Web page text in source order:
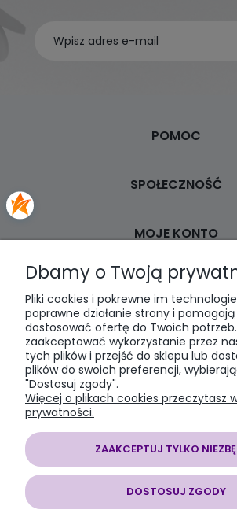
POMOC
SPOŁECZNOŚĆ
MOJE KONTO
PŁATNOŚCI I
INFORMACJE
O NAS
SOMAP sklep modelarski| al. Jana Pawła II
śląskie | E-mail:
6462056771 REGON:
Dbamy o Twoją
Pliki cookies i pokrewne im
poprawne działanie strony i
dostosować ofertę do Twoich potrzeb.
zaakceptować wykorzystanie przez
tych plików i przejść do sklepu lub
plików do swoich preferencji,
"Dostosuj zgody".
Więcej o plikach cookies przeczytasz
prywatności.
ZAAKCEPTUJ TYLKO
DOSTOSUJ ZGODY